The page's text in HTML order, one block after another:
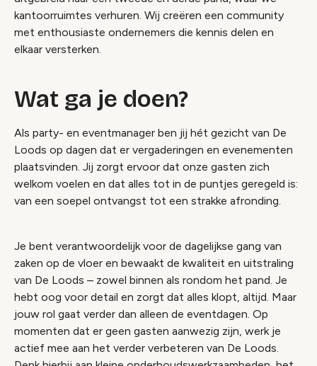
kantoorruimtes verhuren. Wij creëren een community
met enthousiaste ondernemers die kennis delen en
elkaar versterken.
Wat ga je doen?
Als party- en eventmanager ben jij hét gezicht van De
Loods op dagen dat er vergaderingen en evenementen
plaatsvinden. Jij zorgt ervoor dat onze gasten zich
welkom voelen en dat alles tot in de puntjes geregeld is:
van een soepel ontvangst tot een strakke afronding.
Je bent verantwoordelijk voor de dagelijkse gang van
zaken op de vloer en bewaakt de kwaliteit en uitstraling
van De Loods – zowel binnen als rondom het pand. Je
hebt oog voor detail en zorgt dat alles klopt, altijd. Maar
jouw rol gaat verder dan alleen de eventdagen. Op
momenten dat er geen gasten aanwezig zijn, werk je
actief mee aan het verder verbeteren van De Loods.